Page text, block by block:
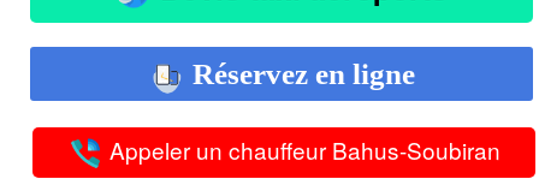
Réservez en ligne
Appeler un chauffeur Bahus-Soubiran